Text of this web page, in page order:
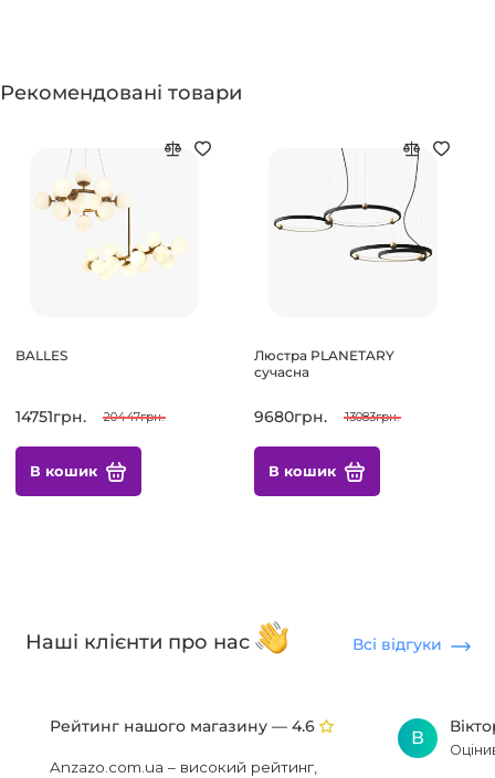
Рекомендовані товари
BALLES
14751грн. 20447грн.
В кошик
Люстра PLANETARY
сучасна
9680грн. 13083грн.
В кошик
Наші клієнти про нас Всі відгуки
Рейтинг нашого магазину — 4.6
Anzazo.com.ua – високий рейтинг,
В